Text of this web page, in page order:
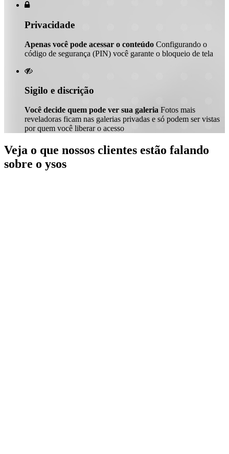

Privacidade
Apenas você pode acessar o conteúdo Configurando o
código de segurança (PIN) você garante o bloqueio de tela

Sigilo e discrição
Você decide quem pode ver sua galeria Fotos mais
reveladoras ficam nas galerias privadas e só podem ser vistas
por quem você liberar o acesso
Veja o que nossos clientes estão falando
sobre o ysos